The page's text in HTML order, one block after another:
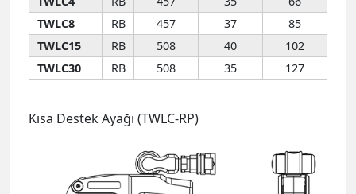
TWLC8
RB 457 37
85
TWLC15
RB 508 40
102
TWLC30
RB 508 35 127
Kısa Destek Ayağı (TWLC-RP)